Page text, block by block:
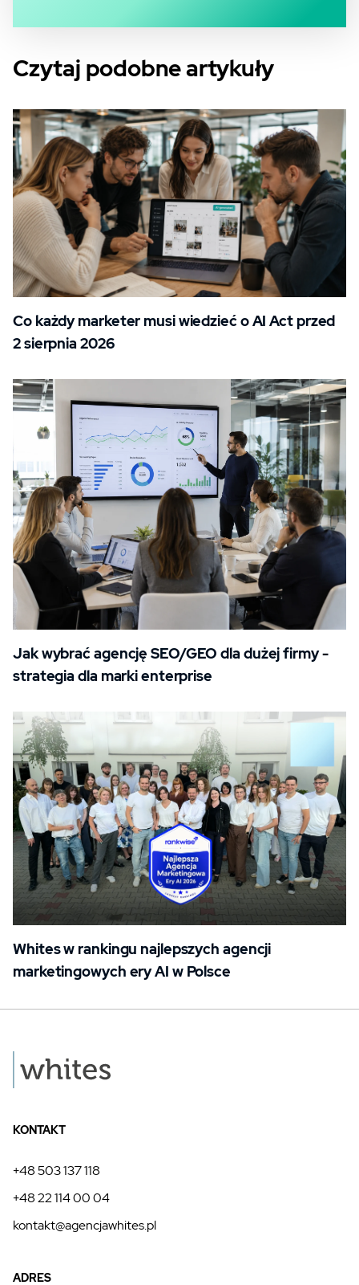
Czytaj podobne artykuły
Co każdy marketer musi wiedzieć o AI Act przed
2 sierpnia 2026
Jak wybrać agencję SEO/GEO dla dużej firmy -
strategia dla marki enterprise
Whites w rankingu najlepszych agencji
marketingowych ery AI w Polsce
KONTAKT
+48 503 137 118
+48 22 114 00 04
kontakt@agencjawhites.pl
ADRES